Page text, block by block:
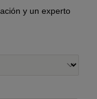
y un experto